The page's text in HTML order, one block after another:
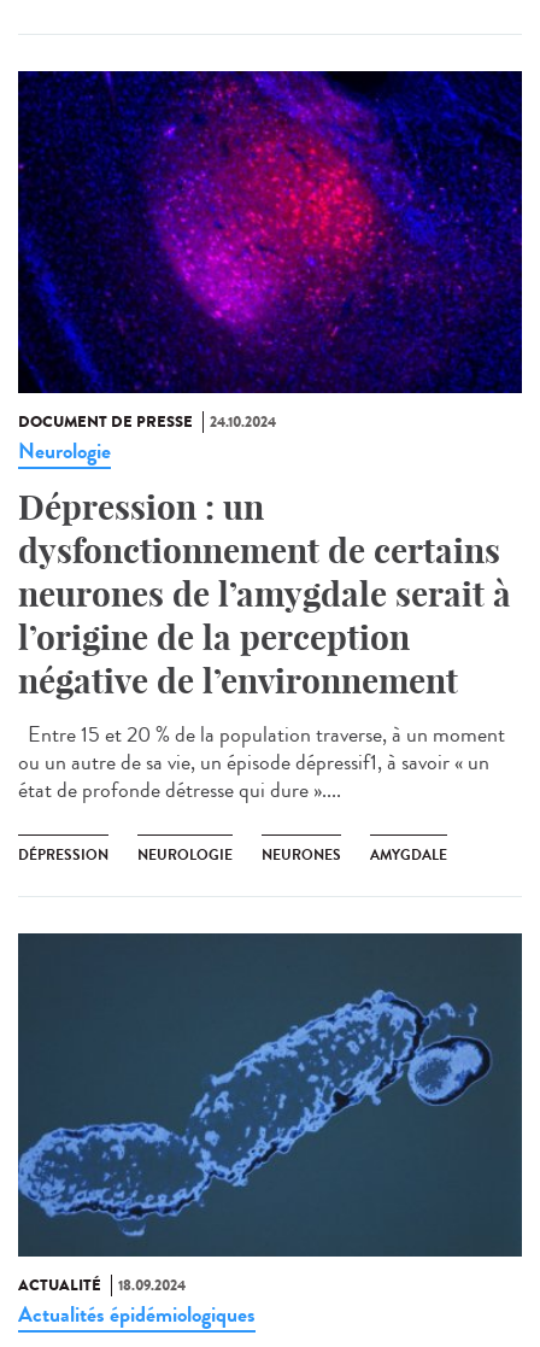
DOCUMENT DE PRESSE 24.10.2024
Neurologie
Dépression : un
dysfonctionnement de certains
neurones de l’amygdale serait à
l’origine de la perception
négative de l’environnement
Entre 15 et 20 % de la population traverse, à un moment
ou un autre de sa vie, un épisode dépressif1, à savoir « un
état de profonde détresse qui dure »....
DÉPRESSION NEUROLOGIE NEURONES AMYGDALE
ACTUALITÉ 18.09.2024
Actualités épidémiologiques